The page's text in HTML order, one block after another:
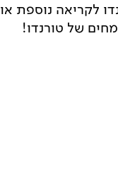
לקריאה נוספת או